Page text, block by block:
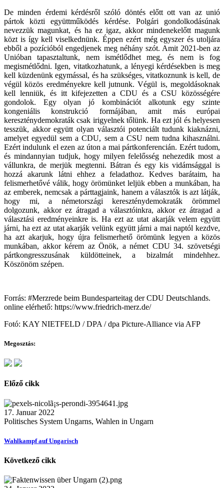
De minden érdemi kérdésről szóló döntés előtt ott van az unió
pártok közti együttműködés kérdése. Polgári gondolkodásúnak
nevezzük magunkat, és ha ez igaz, akkor mindenekelőtt magunk
közt is így kell viselkednünk. Éppen ezért még egyszer és utoljára
ebből a pozícióból engedjenek meg néhány szót. Amit 2021-ben az
Unióban tapasztaltunk, nem ismétlődhet meg, és nem is fog
megismétlődni. Igen, vitatkozhatunk, a lényegi kérdésekben is meg
kell küzdenünk egymással, és ha szükséges, vitatkoznunk is kell, de
végül közös eredményekre kell jutnunk. Végül is, megoldásoknak
kell lenniük, és itt kifejezetten a CDU és a CSU közösségére
gondolok. Egy olyan jó kombinációt alkotunk egy szinte
kongeniális konstrukció formájában, amit más európai
kereszténydemokraták csak irigyelnek tőlünk. Ha ezt jól és helyesen
tesszük, akkor együtt olyan választói potenciált tudunk kiaknázni,
amelyet egyedül sem a CDU, sem a CSU nem tudna kihasználni.
Ezért indulunk el ezen az úton a mai pártkonferencián. Ezért tudom,
és mindannyian tudjuk, hogy milyen felelősség nehezedik most a
vállunkra, de merjük megtenni. Bátran és egy kis vidámsággal is
hozzá akarunk látni ehhez a feladathoz. Kedves barátaim, ha
felismerhetővé válik, hogy örömünket leljük ebben a munkában, ha
az emberek, nemcsak a párttagjaink, hanem a választók is azt látják,
hogy mi, a németországi kereszténydemokraták örömmel
dolgozunk, akkor ez átragad a választóinkra, akkor ez átragad a
választási eredményeinkre is. Ha ezt az utat akarják velem együtt
járni, ha ezt az utat akarják velünk együtt járni a mai naptól kezdve,
ha azt akarjuk, hogy újra felismerhető örömünk legyen a közös
munkában, akkor kérem az Önök, a német CDU 34. szövetségi
pártkongresszusának küldötteinek, a bizalmát mindehhez.
Köszönöm szépen.
Forrás: #Merzrede beim Bundesparteitag der CDU Deutschlands.
online elérhető: https://www.friedrich-merz.de/
Fotó: KAY NIETFELD / DPA / dpa Picture-Alliance via AFP
Megosztás:
Előző cikk
17. Januar 2022
Politisches System Ungarns, Wahlen in Ungarn
Wahlkampf auf Ungarisch
Következő cikk